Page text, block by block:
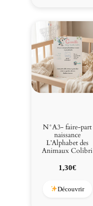
N°A3- faire-part
naissance
L’Alphabet des
Animaux Colibri
1,30€
Découvrir